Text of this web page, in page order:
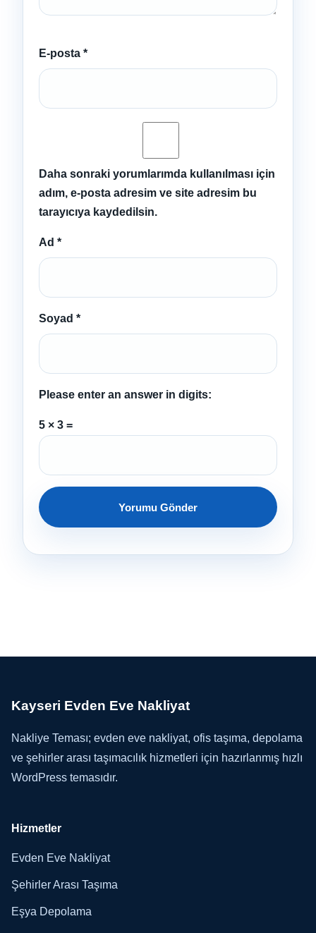
E-posta *
Daha sonraki yorumlarımda kullanılması için
adım, e-posta adresim ve site adresim bu
tarayıcıya kaydedilsin.
Ad *
Soyad *
Please enter an answer in digits:
5 × 3 =
Kayseri Evden Eve Nakliyat
Nakliye Teması; evden eve nakliyat, ofis taşıma, depolama
ve şehirler arası taşımacılık hizmetleri için hazırlanmış hızlı
WordPress temasıdır.
Hizmetler
Evden Eve Nakliyat
Şehirler Arası Taşıma
Eşya Depolama